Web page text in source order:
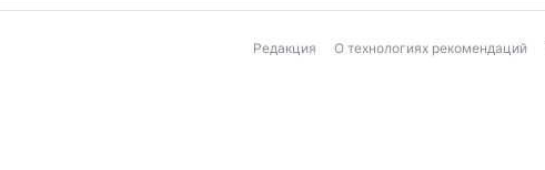
Редакция О технологиях рекомендаций